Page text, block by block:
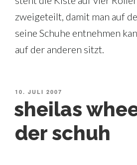
zweigeteilt, damit man auf
seine Schuhe entnehmen
auf der anderen sitzt.
VERÖFFENTLICHT
10. JULI 2007
sheilas
der schuh